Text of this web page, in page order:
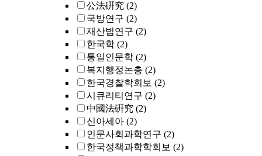
公法硏究 (2)
국방연구 (2)
재산법연구 (2)
한국학 (2)
통일인문학 (2)
복지행정논총 (2)
한국경찰학회보 (2)
시큐리티연구 (2)
中國法硏究 (2)
신아세아 (2)
인문사회과학연구 (2)
한국정책과학학회보 (2)